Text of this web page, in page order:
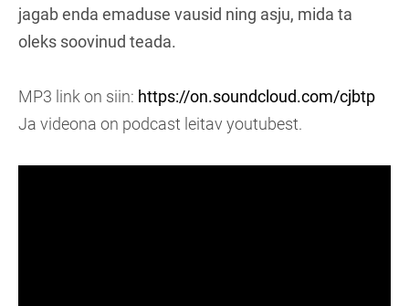
jagab enda emaduse vausid ning asju, mida ta
oleks soovinud teada.
MP3 link on siin: https://on.soundcloud.com/cjbtp
Ja videona on podcast leitav youtubest.